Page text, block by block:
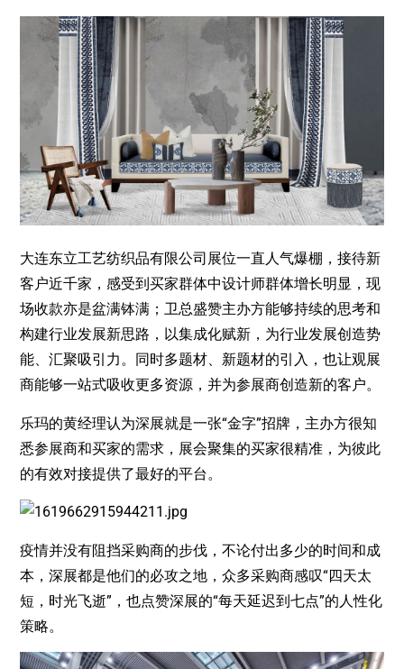
大连东立工艺纺织品有限公司展位一直人气爆棚，接待新
客户近千家，感受到买家群体中设计师群体增长明显，现
场收款亦是盆满钵满；卫总盛赞主办方能够持续的思考和
构建行业发展新思路，以集成化赋新，为行业发展创造势
能、汇聚吸引力。同时多题材、新题材的引入，也让观展
商能够一站式吸收更多资源，并为参展商创造新的客户。
乐玛的黄经理认为深展就是一张“金字”招牌，主办方很知
悉参展商和买家的需求，展会聚集的买家很精准，为彼此
的有效对接提供了最好的平台。
疫情并没有阻挡采购商的步伐，不论付出多少的时间和成
本，深展都是他们的必攻之地，众多采购商感叹“四天太
短，时光飞逝”，也点赞深展的“每天延迟到七点”的人性化
策略。